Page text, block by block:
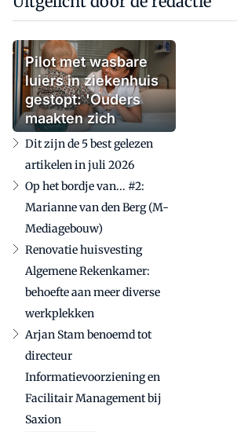
Pilot met wasbare
luiers in ziekenhuis
gestopt: 'Ouders
maakten zich
zorgen'
Dit zijn de 5 best gelezen
artikelen in juli 2026
Op het bordje van... #2:
Marianne van den Berg (M-
Mediagebouw)
Renovatie huisvesting
Algemene Rekenkamer:
behoefte aan meer diverse
werkplekken
Arjan Stam benoemd tot
directeur
Informatievoorziening en
Facilitair Management bij
Saxion